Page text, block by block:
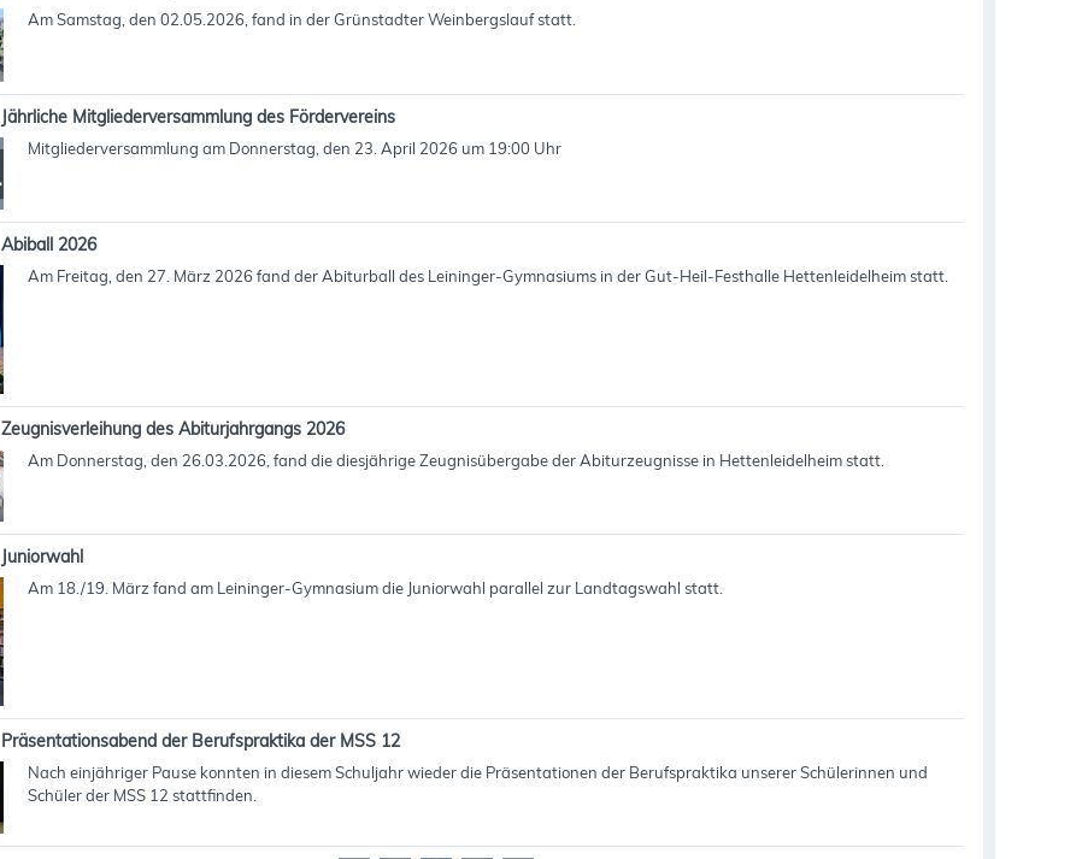
Am Samstag, den 02.05.2026, fand in der Grünstadter Weinbergslauf statt.
Jährliche Mitgliederversammlung des Fördervereins
Mitgliederversammlung am Donnerstag, den 23. April 2026 um 19:00 Uhr
Abiball 2026
Am Freitag, den 27. März 2026 fand der Abiturball des Leininger-Gymnasiums in der Gut-Heil-Festhalle Hettenleidelheim statt.
Zeugnisverleihung des Abiturjahrgangs 2026
Am Donnerstag, den 26.03.2026, fand die diesjährige Zeugnisübergabe der Abiturzeugnisse in Hettenleidelheim statt.
Juniorwahl
Am 18./19. März fand am Leininger-Gymnasium die Juniorwahl parallel zur Landtagswahl statt.
Präsentationsabend der Berufspraktika der MSS 12
Nach einjähriger Pause konnten in diesem Schuljahr wieder die Präsentationen der Berufspraktika unserer Schülerinnen und
Schüler der MSS 12 stattfinden.